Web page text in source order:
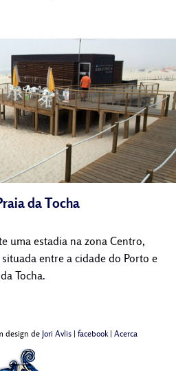
da Tocha
uma estadia na zona Centro,
entre a cidade do Porto e
Tocha.
design de Jori Avlis| facebook| Acerca